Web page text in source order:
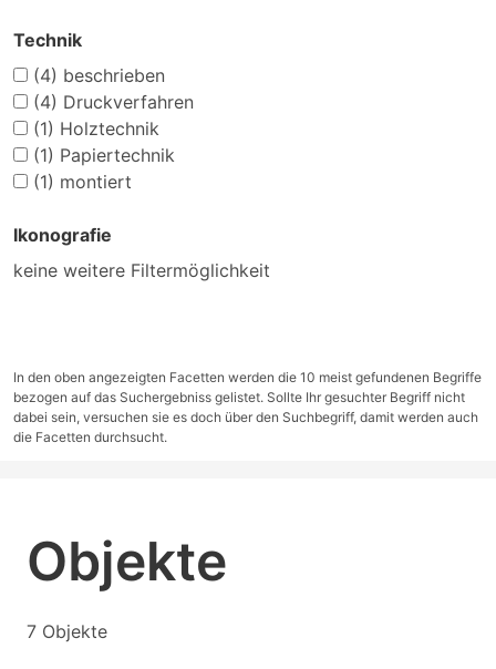
Technik
(4) beschrieben
(4) Druckverfahren
(1) Holztechnik
(1) Papiertechnik
(1) montiert
Ikonografie
keine weitere Filtermöglichkeit
In den oben angezeigten Facetten werden die 10 meist gefundenen Begriffe
bezogen auf das Suchergebniss gelistet. Sollte Ihr gesuchter Begriff nicht
dabei sein, versuchen sie es doch über den Suchbegriff, damit werden auch
die Facetten durchsucht.
Objekte
7 Objekte